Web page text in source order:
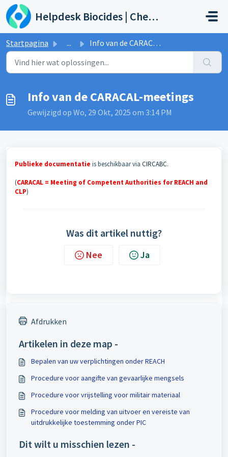
Doorgaan naar hoofdinhoud
Helpdesk Biocides | Chemicals | Products
Startpagina ... Info van de CARACAL-meetings
Info van de CARACAL-meetings
Gewijzigd op Wo, 29 Okt, 2025 om 3:14 PM
Publieke documentatie is beschikbaar via CIRCABC.
(CARACAL = Meeting of Competent Authorities for REACH and
CLP)
Was dit artikel nuttig?
Nee Ja
Afdrukken
Artikelen in deze map -
Bepalen van uw verplichtingen onder REACH
Procedure voor aangifte van gevaarlijke mengsels
Procedure voor vrijstelling voor militair materiaal
Procedure voor melding van uitvoer en vereiste van
uitdrukkelijke toestemming onder PIC
Dit wilt u misschien lezen -